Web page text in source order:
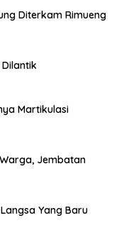
Diterkam Rimueng
Martikulasi
Jembatan
Yang Baru